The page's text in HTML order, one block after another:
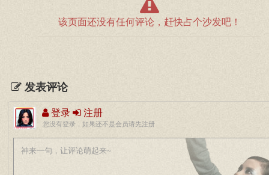
该页面还没有任何评论，赶快占个沙发吧！
发表评论
登录 注册
您没有登录，如果还不是会员请先注册